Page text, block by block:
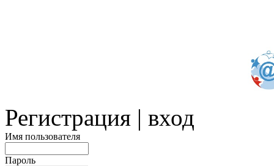
Регистрация | вход
Имя пользователя
Пароль